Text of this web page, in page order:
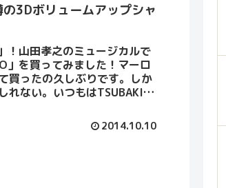
3Dボリュームアップシャ
！山田孝之のミュージカルで
」を買ってみました！マーロ
買ったの久しぶりです。しか
れない。いつもはTSUBAKIで
2014.10.10